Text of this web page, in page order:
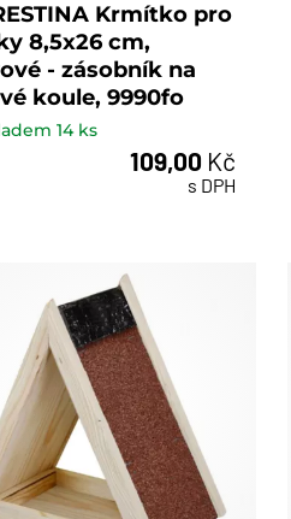
Krmítko pro
8,5x26 cm,
- zásobník na
koule, 9990fo
14ks
109,00 Kč
s DPH